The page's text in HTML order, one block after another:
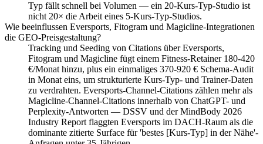
Typ fällt schnell bei Volumen — ein 20-Kurs-Typ-Studio ist
nicht 20× die Arbeit eines 5-Kurs-Typ-Studios.
Wie beeinflussen Eversports, Fitogram und Magicline-Integrationen
die GEO-Preisgestaltung?
Tracking und Seeding von Citations über Eversports,
Fitogram und Magicline fügt einem Fitness-Retainer 180-420
€/Monat hinzu, plus ein einmaliges 370-920 € Schema-Audit
in Monat eins, um strukturierte Kurs-Typ- und Trainer-Daten
zu verdrahten. Eversports-Channel-Citations zählen mehr als
Magicline-Channel-Citations innerhalb von ChatGPT- und
Perplexity-Antworten — DSSV und der MindBody 2026
Industry Report flaggten Eversports im DACH-Raum als die
dominante zitierte Surface für 'bestes [Kurs-Typ] in der Nähe'-